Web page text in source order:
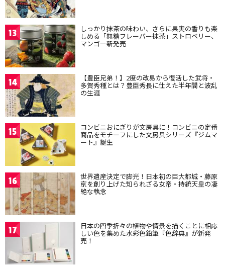
13 しっかり抹茶の味わい、さらに果実の香りも楽
しめる「無糖フレーバー抹茶」ストロベリー、
マンゴー新発売
14 【豊臣兄弟！】2度の改易から復活した武将・
多賀秀種とは？豊臣秀長に仕えた半年間と波乱
の生涯
15 コンビニおにぎりが文房具に！コンビニの定番
商品をモチーフにした文房具シリーズ『ジムマ
ート』誕生
16 世界遺産決定で脚光！日本初の巨大都城・藤原
京を創り上げた知られざる女帝・持統天皇の凄
絶な執念
17 日本の四季折々の植物や情景を描くことに相応
しい色を集めた水彩色鉛筆『色辞典』が新発
売！